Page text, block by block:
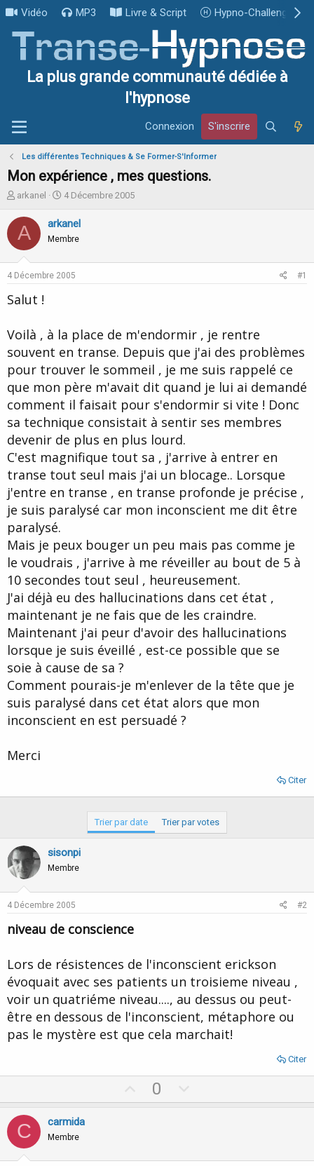
Vidéo MP3 Livre & Script Hypno-Challenge
La plus grande communauté dédiée à
l'hypnose
Connexion S'inscrire
Les différentes Techniques & Se Former-S'Informer
Mon expérience , mes questions.
I
i
t
u
e
a
d
i
c
u
s
i
o
arkanel
D
t
d
d
4 Décembre 2005
A arkanel
Membre
4 Décembre 2005 #1
Salut !
Voilà , à la place de m'endormir , je rentre
souvent en transe. Depuis que j'ai des problèmes
pour trouver le sommeil , je me suis rappelé ce
que mon père m'avait dit quand je lui ai demandé
comment il faisait pour s'endormir si vite ! Donc
sa technique consistait à sentir ses membres
devenir de plus en plus lourd.
C'est magnifique tout sa , j'arrive à entrer en
transe tout seul mais j'ai un blocage.. Lorsque
j'entre en transe , en transe profonde je précise ,
je suis paralysé car mon inconscient me dit être
paralysé.
Mais je peux bouger un peu mais pas comme je
le voudrais , j'arrive à me réveiller au bout de 5 à
10 secondes tout seul , heureusement.
J'ai déjà eu des hallucinations dans cet état ,
maintenant je ne fais que de les craindre.
Maintenant j'ai peur d'avoir des hallucinations
lorsque je suis éveillé , est-ce possible que se
soie à cause de sa ?
Comment pourais-je m'enlever de la tête que je
suis paralysé dans cet état alors que mon
inconscient en est persuadé ?
Merci
Citer
Trier par date Trier par votes
sisonpi
Membre
4 Décembre 2005 #2
niveau de conscience
Lors de résistences de l'inconscient erickson
évoquait avec ses patients un troisieme niveau ,
voir un quatriéme niveau...., au dessus ou peut-
être en dessous de l'inconscient, métaphore ou
pas le mystère est que cela marchait!
Citer
p
t
0
o
v
C carmida
Membre